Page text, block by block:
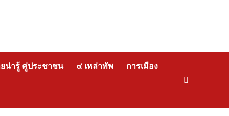
น่ารู้ คู่ประชาชน ๔ เหล่าทัพ การเมือง